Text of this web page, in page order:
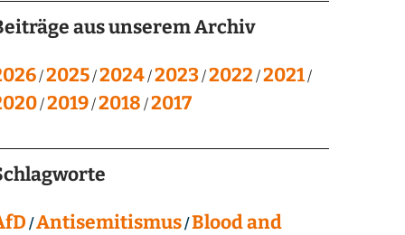
aus unserem Archiv
2025 2024 2023 2022 2021
2019 2018 2017
Antisemitismus Blood and